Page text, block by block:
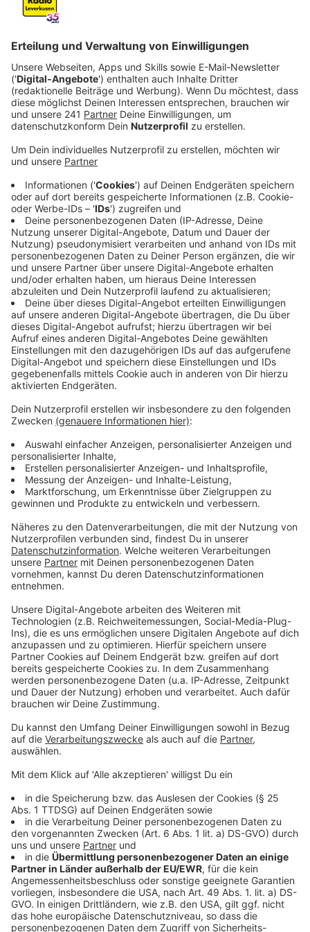
Ackerflächen werden als Gründe angegeben.
Anzeige
Bayer 04 hofft
Anzeige
Sportchef Simon Rolfes von Bayer 04 hofft dennoch
darauf, dass sich das Blatt heute im Stadtrat noch
wendet – denn eigentlich sind nächste Woche
Gespräche mit der Politik in Monheim terminiert:
„Wir haben keinen Plan B. An dem Standort bleiben wir
dran und werden auch wenn es eine negative
Abstimmung gibt, dran bleiben. Deswegen... Das wäre
wirklich verwunderlich, wie man auch mit einem
Wirtschaftsunternehmen umgeht, was investiert, was
alles selbst bezahlt, wenn man vor den Gesprächen so
was canceln will."
Hintergrund
Anzeige
von Hitdorf insgesamt 13 Trainingsplätze. Und der
Verein steht unter Druck: durch den Autobahn-Ausbau
von A1 und A3 fallen in Zukunft fast 90 Prozent des
Geländes rund um die BayArena weg. Einen Plan B für
Anzeige
Weitere Meldungen aus unserer Stadt
Anzeige
Martinszüge in Leverkusen starten: Größter am
PFAS im Trinkwasser: Das ist der Stand in Leverkusen
IHK-Umfrage: Unternehmen in Leverkusen
pessimistisch
Anzeige